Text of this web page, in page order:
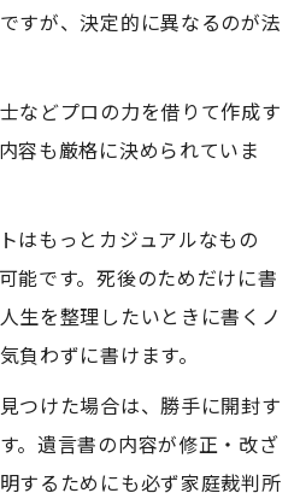
すが、決定的に異なるのが法
などプロの力を借りて作成す
容も厳格に決められていま
はもっとカジュアルなもの
能です。死後のためだけに書
生を整理したいときに書くノ
負わずに書けます。
つけた場合は、勝手に開封す
。遺言書の内容が修正・改ざ
するためにも必ず家庭裁判所